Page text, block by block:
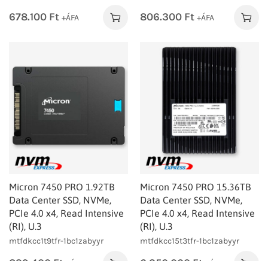
678.100 Ft +ÁFA 806.300 Ft +ÁFA
Micron 7450 PRO 1.92TB
Data Center SSD, NVMe,
PCIe 4.0 x4, Read Intensive
(RI), U.3
mtfdkcc1t9tfr-1bc1zabyyr
Micron 7450 PRO 15.36TB
Data Center SSD, NVMe,
PCIe 4.0 x4, Read Intensive
(RI), U.3
mtfdkcc15t3tfr-1bc1zabyyr